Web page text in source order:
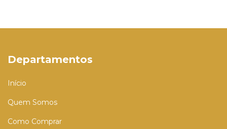
Departamentos
Início
Quem Somos
Como Comprar